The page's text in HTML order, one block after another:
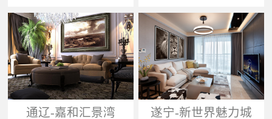
通辽-嘉和汇景湾 遂宁-新世界魅力城